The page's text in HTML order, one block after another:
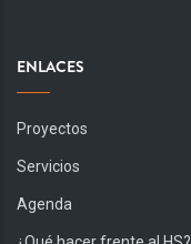
ENLACES
Proyectos
Servicios
Agenda